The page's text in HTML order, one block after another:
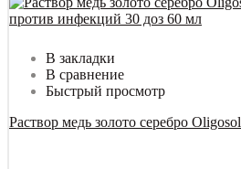
В закладки
В сравнение
Быстрый просмотр
Раствор медь золото серебро